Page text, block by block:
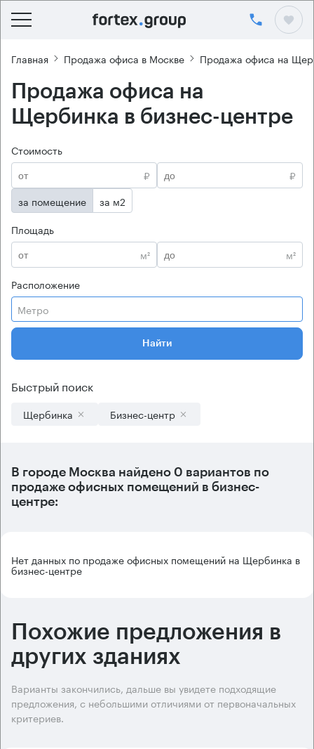
Главная Продажа офиса в Москве Продажа офиса на
Продажа офиса на
Щербинка в бизнес-центре
Стоимость
₽
₽
за помещение
за м2
Площадь
м²
м²
Расположение
Метро
Найти
Быстрый поиск
Щербинка Бизнес-центр
В городе Москва найдено 0 вариантов по
продаже офисных помещений в бизнес-
центре:
Нет данных по продаже офисных помещений на Щербинка в
бизнес-центре
Похожие предложения в
других зданиях
Варианты закончились, дальше вы увидете подходящие
предложения, с небольшими отличиями от первоначальных
критериев.